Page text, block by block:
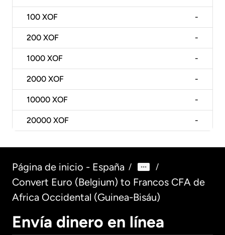
100 XOF -
200 XOF -
1000 XOF -
2000 XOF -
10000 XOF -
20000 XOF -
Página de inicio - España / /
Convert Euro (Belgium) to Francos CFA de
Africa Occidental (Guinea-Bisáu)
Envía dinero en línea